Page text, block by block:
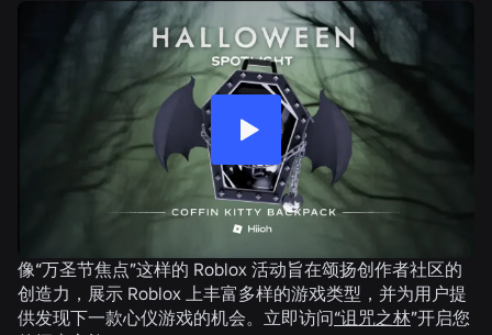
像“万圣节焦点”这样的 Roblox 活动旨在颂扬创作者社区的
创造力，展示 Roblox 上丰富多样的游戏类型，并为用户提
供发现下一款心仪游戏的机会。立即访问“诅咒之林”开启您